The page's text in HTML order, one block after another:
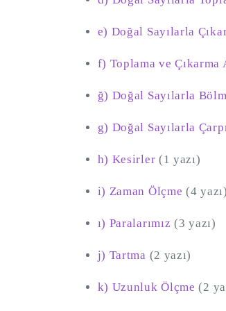
e) Doğal Sayılarla
f) Toplama ve
ğ) Doğal Sayılarla
g) Doğal Sayılarla
h) Kesirler (1 yazı)
i) Zaman Ölçme (4 yazı)
ı) Paralarımız (3 yazı)
j) Tartma (2 yazı)
k) Uzunluk Ölçme (2